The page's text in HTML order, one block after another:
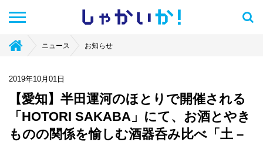
しゃかい か！
ニュース お知らせ
2019年10月01日
【愛知】半田運河のほとりで開催される
「HOTORI SAKABA」にて、お酒とやき
ものの関係を愉しむ酒器呑み比べ「土 –